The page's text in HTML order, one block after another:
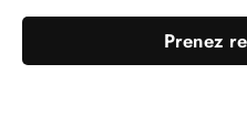
Prenez